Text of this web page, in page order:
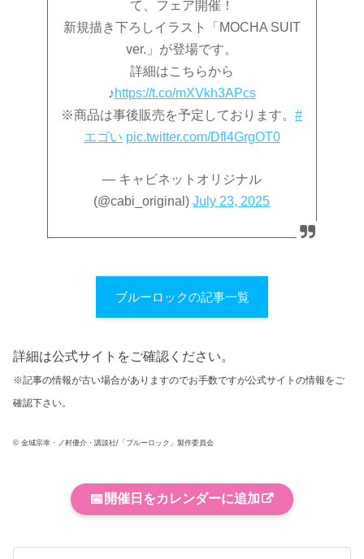
て、フェア開催！
新規描き下ろしイラスト「MOCHA SUIT
ver.」が登場です。
詳細はこちらから
♪https://t.co/mXVkh3APcs
※商品は事後販売を予定しております。#
エゴい pic.twitter.com/Dfl4GrgOT0
— キャビネットオリジナル
(@cabi_original)July 23, 2025
ブルーロックの記事一覧
詳細は公式サイトをご確認ください。
※記事の情報が古い場合がありますのでお手数ですが公式サイトの情報をご
確認下さい。
© 金城宗幸・ノ村優介・講談社/「ブルーロック」製作委員会
📅 開催日をカレンダーに追加